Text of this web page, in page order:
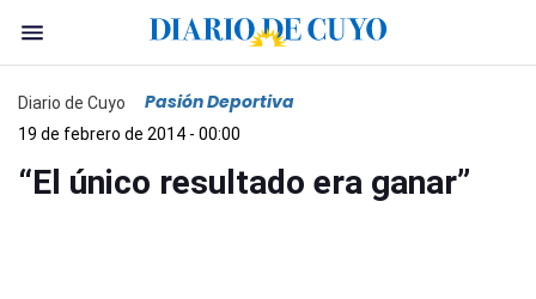
Diario de Cuyo Pasión Deportiva
19 de febrero de 2014 - 00:00
“El único resultado era ganar”